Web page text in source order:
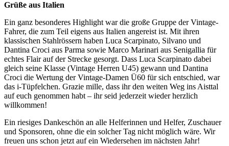
Grüße aus Italien
Ein ganz besonderes Highlight war die große Gruppe der Vintage-
Fahrer, die zum Teil eigens aus Italien angereist ist. Mit ihren
klassischen Stahlrössern haben Luca Scarpinato, Silvano und
Dantina Croci aus Parma sowie Marco Marinari aus Senigallia für
echtes Flair auf der Strecke gesorgt. Dass Luca Scarpinato dabei
gleich seine Klasse (Vintage Herren U45) gewann und Dantina
Croci die Wertung der Vintage-Damen Ü60 für sich entschied, war
das i-Tüpfelchen. Grazie mille, dass ihr den weiten Weg ins Aisttal
auf euch genommen habt – ihr seid jederzeit wieder herzlich
willkommen!
Ein riesiges Dankeschön an alle Helferinnen und Helfer, Zuschauer
und Sponsoren, ohne die ein solcher Tag nicht möglich wäre. Wir
freuen uns schon jetzt auf ein Wiedersehen im nächsten Jahr!